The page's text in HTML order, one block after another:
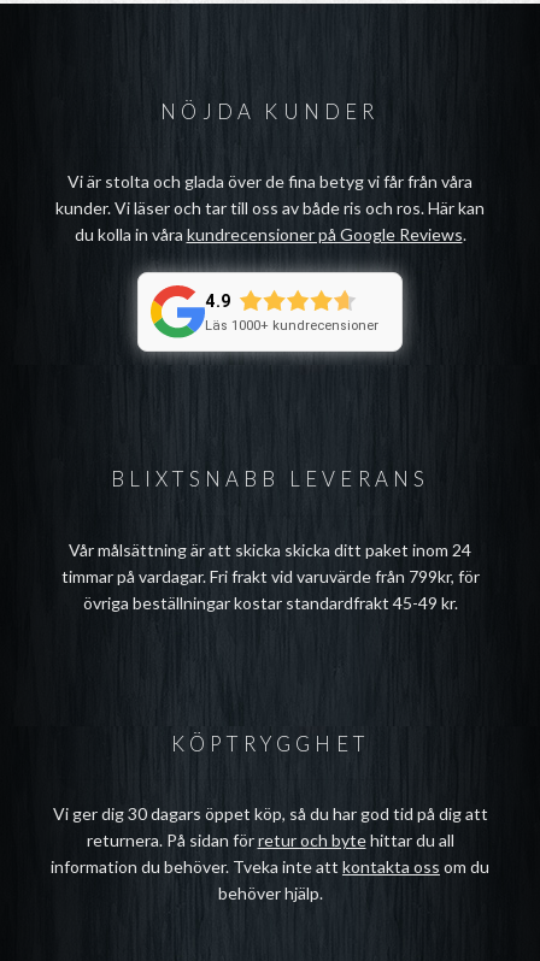
BLIXTSNABB LEVERANS
Vår målsättning är att skicka skicka ditt paket inom 24
timmar på vardagar. Fri frakt vid varuvärde från 799kr, för
övriga beställningar kostar standardfrakt 45-49 kr.
NÖJDA KUNDER
Vi är stolta och glada över de fina betyg vi får från våra
kunder. Vi läser och tar till oss av både ris och ros. Här kan
du kolla in våra kundrecensioner på Google Reviews.
4.9
Läs 1000+ kundrecensioner
KÖPTRYGGHET
Vi ger dig 30 dagars öppet köp, så du har god tid på dig att
returnera. På sidan förretur och bytehittar du all
information du behöver. Tveka inte att kontakta oss om du
behöver hjälp.